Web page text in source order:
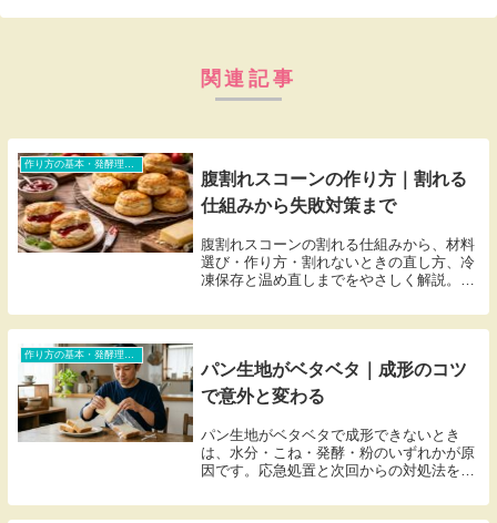
関連記事
腹割れスコーンの作り方｜割れる
仕組みから失敗対策まで
腹割れスコーンの割れる仕組みから、材料
選び・作り方・割れないときの直し方、冷
凍保存と温め直しまでをやさしく解説。初
をまとめました。
パン生地がベタベタ｜成形のコツ
で意外と変わる
パン生地がベタベタで成形できないとき
は、水分・こね・発酵・粉のいずれかが原
因です。応急処置と次回からの対処法を整